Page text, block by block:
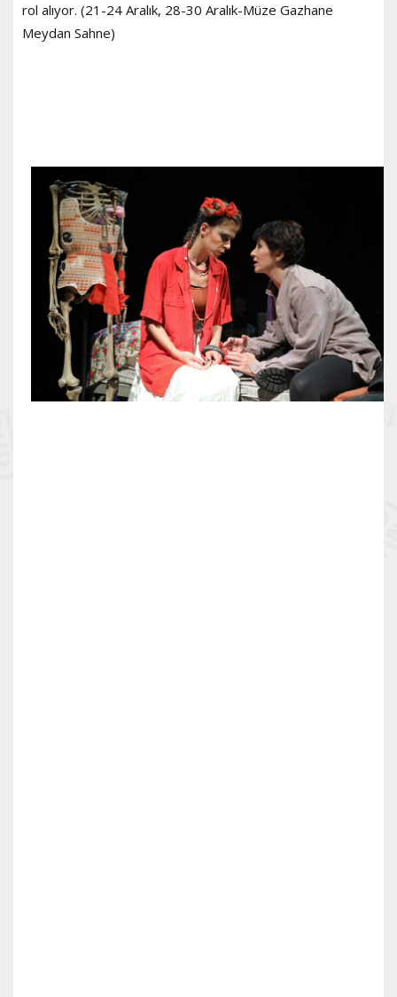
rol alıyor. (21-24 Aralık, 28-30 Aralık-Müze Gazhane
Meydan Sahne)